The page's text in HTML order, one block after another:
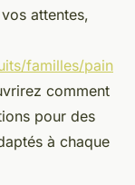
attentes,
familles/pain
comment
pour des
à chaque